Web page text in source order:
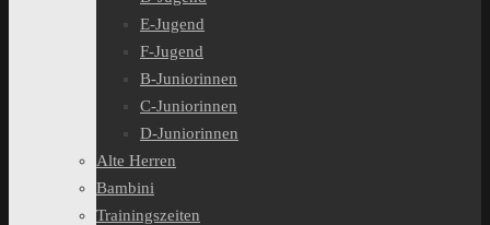
E-Jugend
F-Jugend
B-Juniorinnen
C-Juniorinnen
D-Juniorinnen
Alte Herren
Bambini
Trainingszeiten